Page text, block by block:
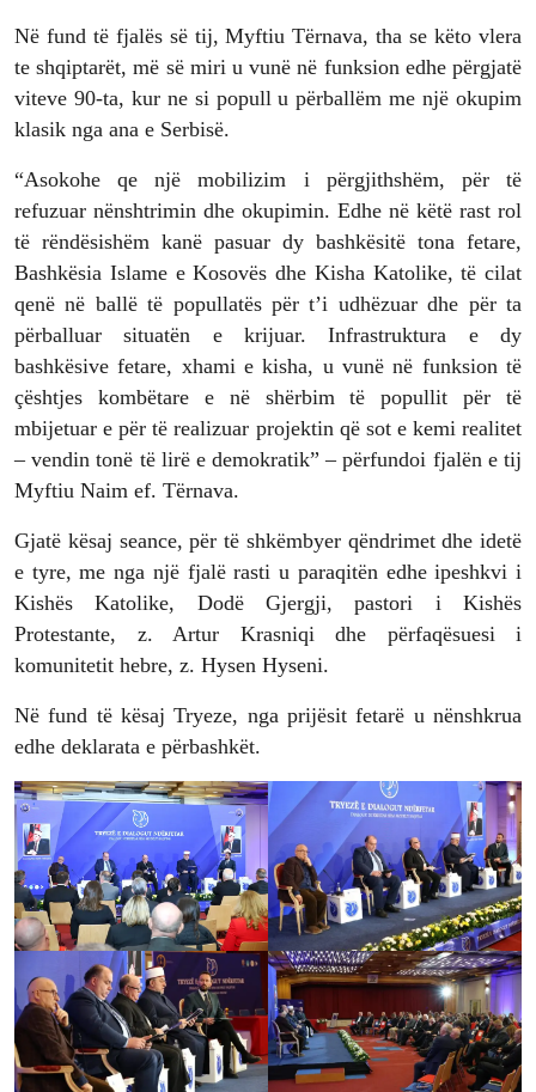
Në fund të fjalës së tij, Myftiu Tërnava, tha se këto vlera
te shqiptarët, më së miri u vunë në funksion edhe përgjatë
viteve 90-ta, kur ne si popull u përballëm me një okupim
klasik nga ana e Serbisë.
“Asokohe qe një mobilizim i përgjithshëm, për të
refuzuar nënshtrimin dhe okupimin. Edhe në këtë rast rol
të rëndësishëm kanë pasuar dy bashkësitë tona fetare,
Bashkësia Islame e Kosovës dhe Kisha Katolike, të cilat
qenë në ballë të popullatës për t’i udhëzuar dhe për ta
përballuar situatën e krijuar. Infrastruktura e dy
bashkësive fetare, xhami e kisha, u vunë në funksion të
çështjes kombëtare e në shërbim të popullit për të
mbijetuar e për të realizuar projektin që sot e kemi realitet
– vendin tonë të lirë e demokratik” – përfundoi fjalën e tij
Myftiu Naim ef. Tërnava.
Gjatë kësaj seance, për të shkëmbyer qëndrimet dhe idetë
e tyre, me nga një fjalë rasti u paraqitën edhe ipeshkvi i
Kishës Katolike, Dodë Gjergji, pastori i Kishës
Protestante, z. Artur Krasniqi dhe përfaqësuesi i
komunitetit hebre, z. Hysen Hyseni.
Në fund të kësaj Tryeze, nga prijësit fetarë u nënshkrua
edhe deklarata e përbashkët.